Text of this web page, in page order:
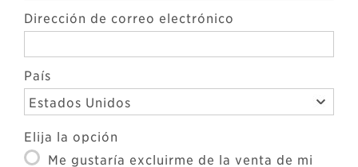
Dirección de correo electrónico
País
Estados Unidos
Elija la opción
Me gustaría excluirme de la venta de mi